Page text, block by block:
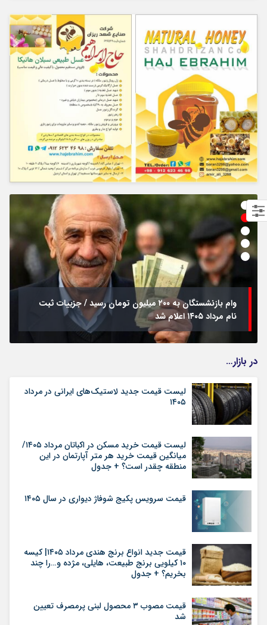
وام بازنشستگان به ۲۰۰ میلیون تومان رسید / جزییات ثبت
نام مرداد ۱۴۰۵ اعلام شد
در بازار…
لیست قیمت جدید لاستیک‌های ایرانی در مرداد
۱۴۰۵
لیست قیمت خرید مسکن در اکباتان مرداد ۱۴۰۵/
میانگین قیمت خرید هر متر آپارتمان در این
منطقه چقدر است؟ + جدول
قیمت سرویس پکیج شوفاژ دیواری در سال ۱۴۰۵
قیمت جدید انواع برنج هندی مرداد ۱۴۰۵| کیسه
۱۰ کیلویی برنج طبیعت، هایلی، مژده و…را چند
بخریم؟ + جدول
قیمت مصوب ۳ محصول لبنی پرمصرف تعیین
شد